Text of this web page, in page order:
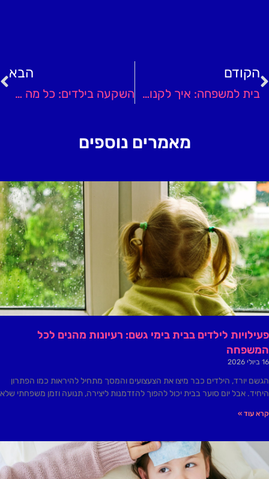
הקודם
בית למשפחה: איך לקנות דירה שתתאים לכם?
הבא
השקעה בילדים: כל מה שאתם צריכים לדעת על קופת גמל
מאמרים נוספים
פעילויות לילדים בבית בימי גשם: רעיונות מהנים לכל
המשפחה
16 ביולי 2026
הגשם יורד, הילדים כבר מיצו את הצעצועים והמסך מתחיל להיראות כמו הפתרון
היחיד. אבל יום סוער בבית יכול להפוך להזדמנות ליצירה, תנועה וזמן משפחתי שלא
קרא עוד »